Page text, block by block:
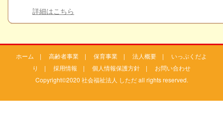
詳細はこちら
ホーム | 高齢者事業 | 保育事業 | 法人概要 | いっぷくだよ
り
| 採用情報 | 個人情報保護方針 | お問い合わせ
Copyright©2020 社会福祉法人 しただ all rights reserved.